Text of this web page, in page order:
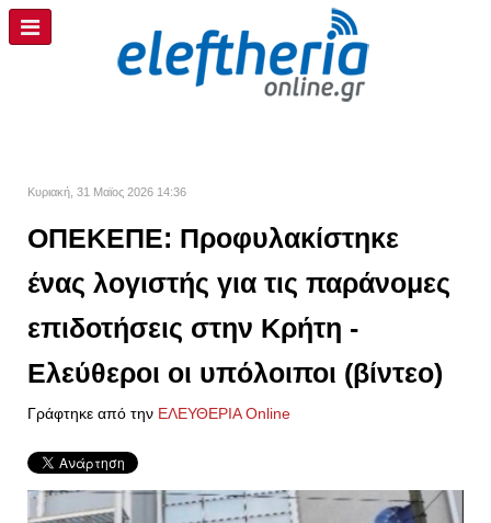
Κυριακή, 31 Μαϊος 2026 14:36
ΟΠΕΚΕΠΕ: Προφυλακίστηκε
ένας λογιστής για τις παράνομες
επιδοτήσεις στην Κρήτη -
Ελεύθεροι οι υπόλοιποι (βίντεο)
Γράφτηκε από την ΕΛΕΥΘΕΡΙΑ Online